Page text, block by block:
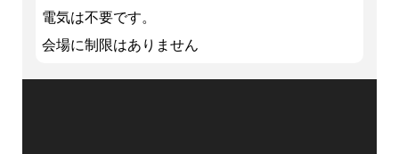
電気は不要です。
会場に制限はありません